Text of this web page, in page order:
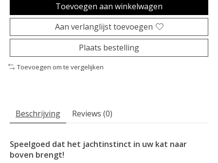
Toevoegen aan winkelwagen
Aan verlanglijst toevoegen
Plaats bestelling
Toevoegen om te vergelijken
Beschrijving Reviews (0)
Speelgoed dat het jachtinstinct in uw kat naar
boven brengt!